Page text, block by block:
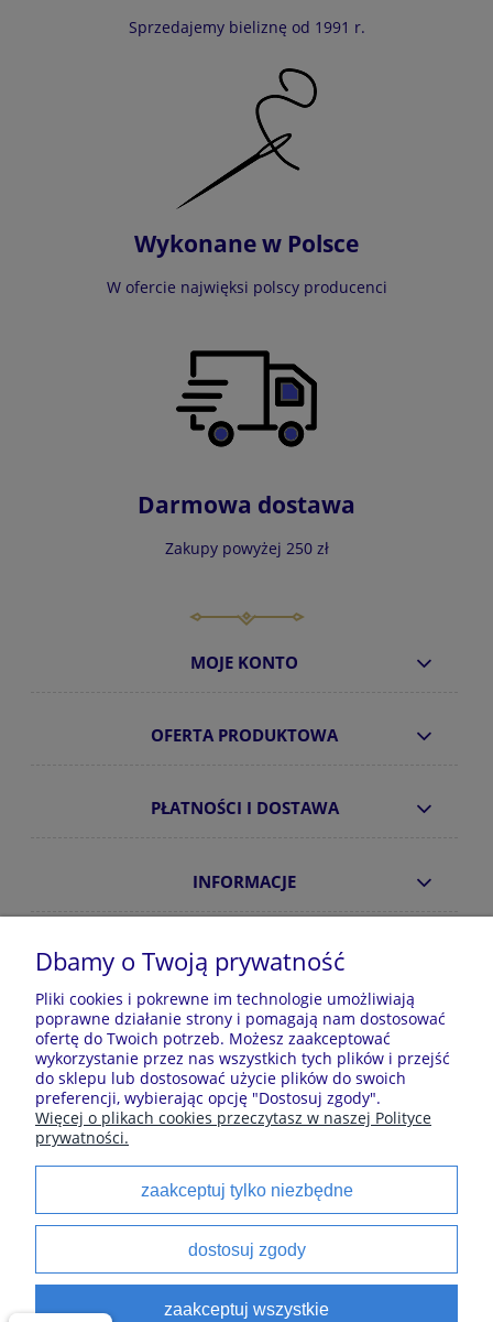
Sprzedajemy bieliznę od 1991 r.
Wykonane w Polsce
W ofercie najwięksi polscy producenci
Darmowa dostawa
Zakupy powyżej 250 zł
MOJE KONTO
OFERTA PRODUKTOWA
PŁATNOŚCI I DOSTAWA
INFORMACJE
O NAS
Sklep z piżamami Kraina Piżam | Plac Zwycięstwa 7, 28-
100 Busko-Zdrój | E-mail: krainapizam@gmail.com | Tel.
602 809 945 | NIP: 6551814701 | REGON: 528344498
Polecane kategorie
Piżamy dla dzieci
Piżamy damskie
Piżamy męskie
Koszule noce
Szlaforki damskie
Dbamy o Twoją prywatność
Pliki cookies i pokrewne im technologie umożliwiają
poprawne działanie strony i pomagają nam dostosować
ofertę do Twoich potrzeb. Możesz zaakceptować
wykorzystanie przez nas wszystkich tych plików i przejść
do sklepu lub dostosować użycie plików do swoich
preferencji, wybierając opcję "Dostosuj zgody".
Więcej o plikach cookies przeczytasz w naszej Polityce
prywatności.
zaakceptuj tylko niezbędne
dostosuj zgody
zaakceptuj wszystkie